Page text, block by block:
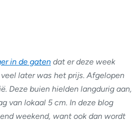
in de gaten dat er deze week
later was het prijs. Afgelopen
Deze buien hielden langdurig aan,
van lokaal 5 cm. In deze blog
weekend, want ook dan wordt